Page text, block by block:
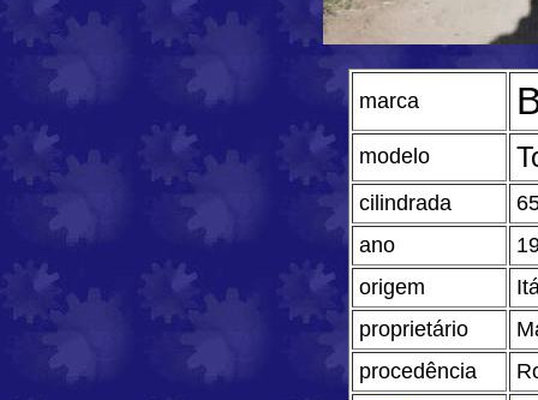
marca
modelo
cilindrada
ano
origem
proprietário
procedência